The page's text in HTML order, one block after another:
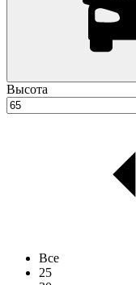
Высота
Все
25